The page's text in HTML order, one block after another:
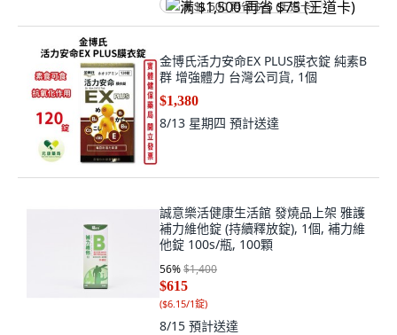
满 $1,500 再省 $75 (王道卡)
金博氏活力安命EX PLUS膜衣錠 純素B
群 增強體力 台灣公司貨, 1個
$1,380
8/13 星期四 預計送達
誠意樂活健康生活館 發燒品上架 雅護
補力維他錠 (持續釋放錠), 1個, 補力維
他錠 100s/瓶, 100顆
56%$1,400
$615
($6.15/1錠)
8/15 預計送達